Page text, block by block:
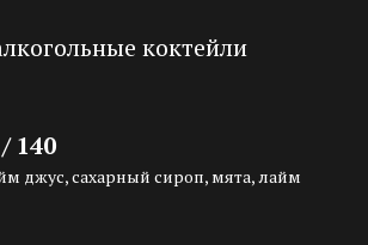
коктейли
140
джус, сахарный сироп, мята, лайм